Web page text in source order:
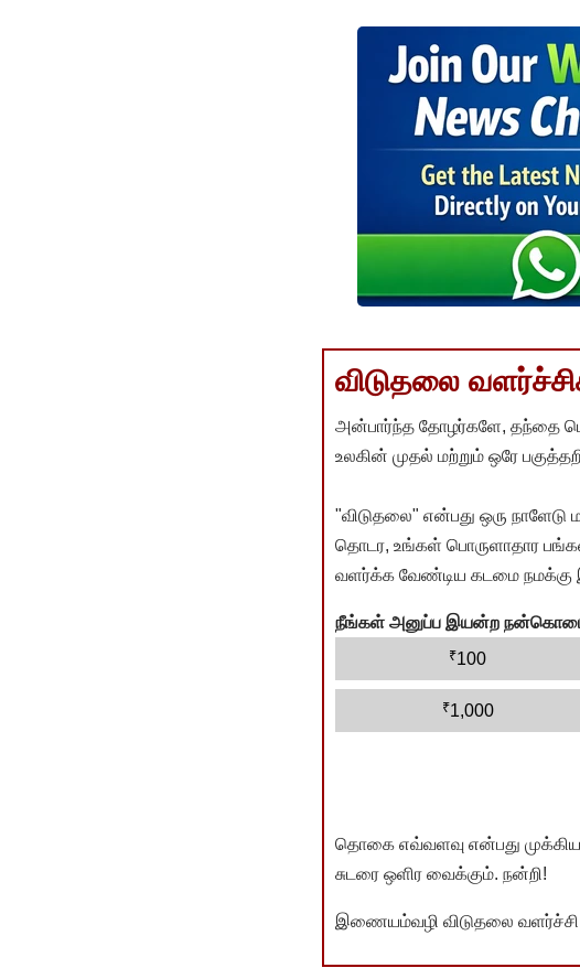
விடுதலை
அன்பார்ந்த தோழர்களே, தந்தை
உலகின் முதல் மற்றும் ஒரே
"விடுதலை" என்பது ஒரு
தொடர, உங்கள் பொருளாதார
வளர்க்க வேண்டிய கடமை நமக்கு
நீங்கள் அனுப்ப இயன்ற
₹100
₹1,000
தொகை எவ்வளவு என்பது
சுடரை ஒளிர வைக்கும். நன்றி!
இணையம்வழி விடுதலை வளர்ச்சி